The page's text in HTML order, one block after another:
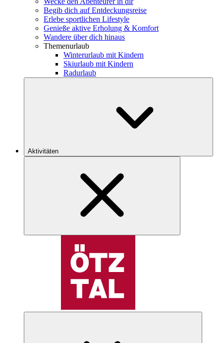
Begib dich auf Entdeckungsreise
Erlebe sportlichen Lifestyle
Genieße aktive Erholung & Komfort
Wandere über dich hinaus
Themenurlaub
Winterurlaub mit Kindern
Skiurlaub mit Kindern
Radurlaub
Aktivitäten